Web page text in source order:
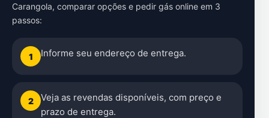
Carangola, comparar opções e pedir gás online em 3
passos:
1 Informe seu endereço de entrega.
2
Veja as revendas disponíveis, com preço e
prazo de entrega.